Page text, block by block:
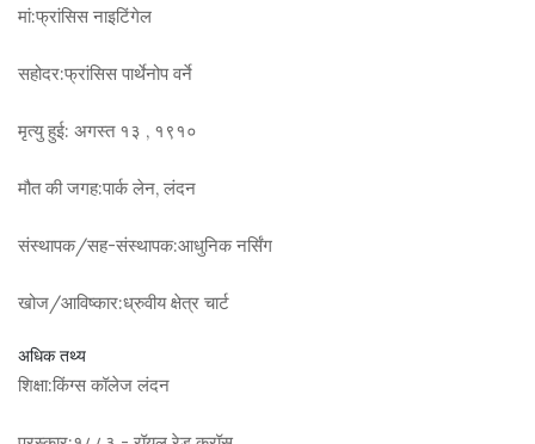
मां:फ्रांसिस नाइटिंगेल
सहोदर:फ्रांसिस पार्थेनोप वर्ने
मृत्यु हुई: अगस्त १३ , १९१०
मौत की जगह:पार्क लेन, लंदन
संस्थापक/सह-संस्थापक:आधुनिक नर्सिंग
खोज/आविष्कार:ध्रुवीय क्षेत्र चार्ट
अधिक तथ्य
शिक्षा:किंग्स कॉलेज लंदन